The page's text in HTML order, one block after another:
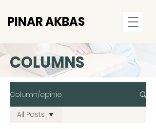
PINAR AKBAS
COLUMNS
Column/opinie
All Posts